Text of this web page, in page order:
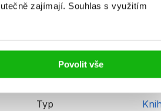
zajímají. Souhlas s využitím
Povolit vše
Věk od
3
Typ